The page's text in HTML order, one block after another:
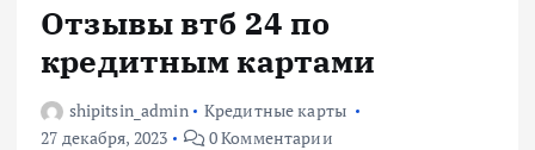
Отзывы втб 24 по
кредитным картами
shipitsin_admin
Кредитные карты
27 декабря, 2023
0 Комментарии